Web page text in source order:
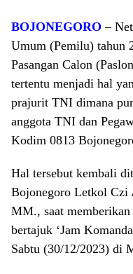
BOJONEGORO –
Umum (Pemilu) tahun
Pasangan Calon
tertentu menjadi hal
prajurit TNI dimana
anggota TNI dan
Kodim 0813
Hal tersebut kembali
Bojonegoro Letkol Czi
MM., saat memberikan
bertajuk ‘Jam
Sabtu (30/12/2023) di